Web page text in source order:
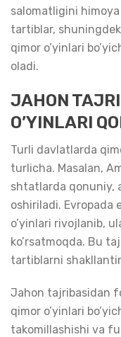
salomatligini
tartiblar,
qimor o’yinlari
oladi.
JAHON
O’YINLARI
Turli davlatlarda
turlicha. Masalan,
shtatlarda qonuniy,
oshiriladi. Evropada
o’yinlari rivojlanib,
ko’rsatmoqda. Bu
tartiblarni
Jahon tajribasidan
qimor o’yinlari
takomillashishi va